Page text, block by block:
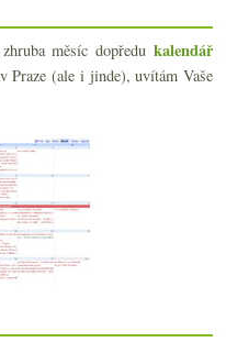
vinařů
(nebo něco jin...
a Decanter #3
zhruba měsíc dopředukalendář
Praze (ale i jinde), uvítám Vaše